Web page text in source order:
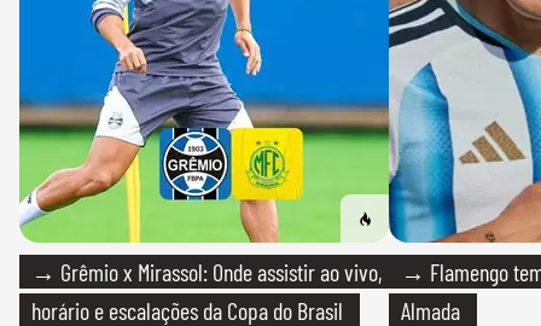
→ Grêmio x Mirassol: Onde assistir ao vivo,
horário e escalações da Copa do Brasil
→ Flamengo
Almada